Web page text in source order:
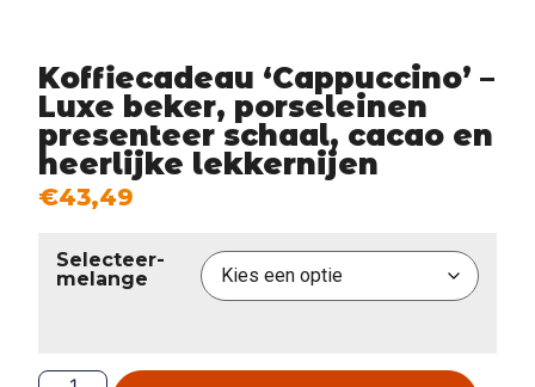
Koffiecadeau ‘Cappuccino’ –
Luxe beker, porseleinen
presenteer schaal, cacao en
heerlijke lekkernijen
€43,49
Selecteer-
melange